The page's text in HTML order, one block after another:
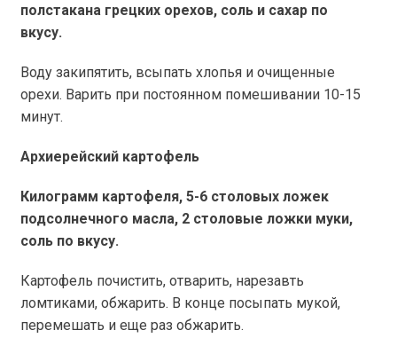
полстакана грецких орехов, соль и сахар по
вкусу.
Воду закипятить, всыпать хлопья и очищенные
орехи. Варить при постоянном помешивании 10-15
минут.
Архиерейский картофель
Килограмм картофеля, 5-6 столовых ложек
подсолнечного масла, 2 столовые ложки муки,
соль по вкусу.
Картофель почистить, отварить, нарезавть
ломтиками, обжарить. В конце посыпать мукой,
перемешать и еще раз обжарить.